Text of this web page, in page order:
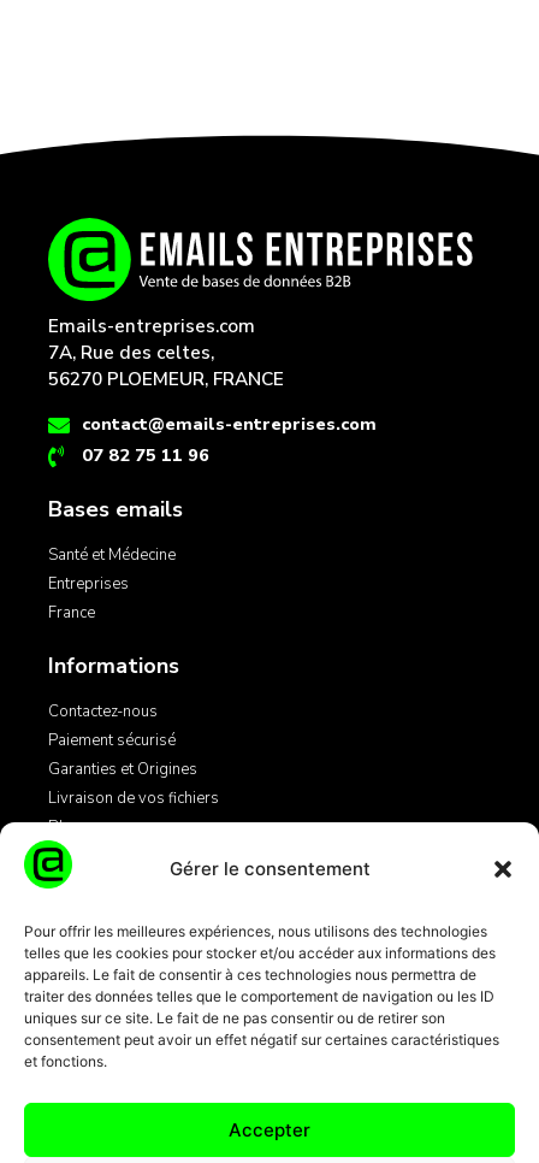
Gérer le consentement
Pour offrir les meilleures expériences, nous utilisons des technologies
telles que les cookies pour stocker et/ou accéder aux informations des
appareils. Le fait de consentir à ces technologies nous permettra de
traiter des données telles que le comportement de navigation ou les ID
uniques sur ce site. Le fait de ne pas consentir ou de retirer son
consentement peut avoir un effet négatif sur certaines caractéristiques
et fonctions.
Accepter
Emails-entreprises.com
7A, Rue des celtes,
56270 PLOEMEUR, FRANCE
contact@emails-entreprises.com
07 82 75 11 96
Bases emails
Santé et Médecine
Entreprises
France
Informations
Contactez-nous
Paiement sécurisé
Garanties et Origines
Livraison de vos fichiers
Blog
Mentions Légales
Conditions Générales de Vente
Informations Cookies